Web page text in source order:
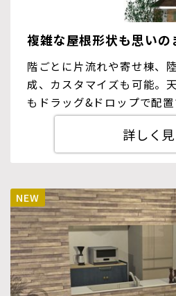
複雑な屋根形状も思いの
階ごとに片流れや寄せ棟、
成、カスタマイズも可能。
もドラッグ&ドロップで配置
詳しく